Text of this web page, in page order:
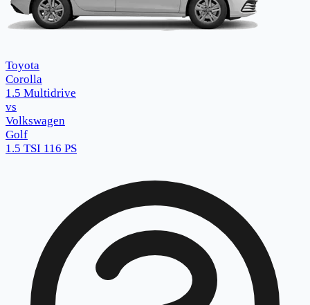
Toyota
Corolla
1.5 Multidrive
vs
Volkswagen
Golf
1.5 TSI 116 PS